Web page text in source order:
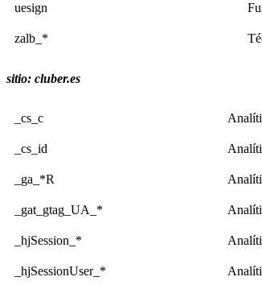
uesign
zalb_*
sitio: cluber.es
_cs_c
_cs_id
_ga_*R
_gat_gtag_UA_*
_hjSession_*
_hjSessionUser_*